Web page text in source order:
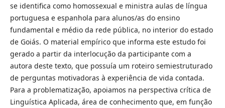
se identifica como homossexual e ministra aulas de língua
portuguesa e espanhola para alunos/as do ensino
fundamental e médio da rede pública, no interior do estado
de Goiás. O material empírico que informa este estudo foi
gerado a partir da interlocução da participante com a
autora deste texto, que possuía um roteiro semiestruturado
de perguntas motivadoras à experiência de vida contada.
Para a problematização, apoiamos na perspectiva crítica de
Linguística Aplicada, área de conhecimento que, em função